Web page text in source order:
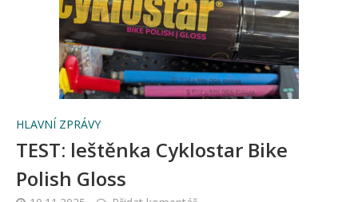
HLAVNÍ ZPRÁVY
TEST: leštěnka Cyklostar Bike
Polish Gloss